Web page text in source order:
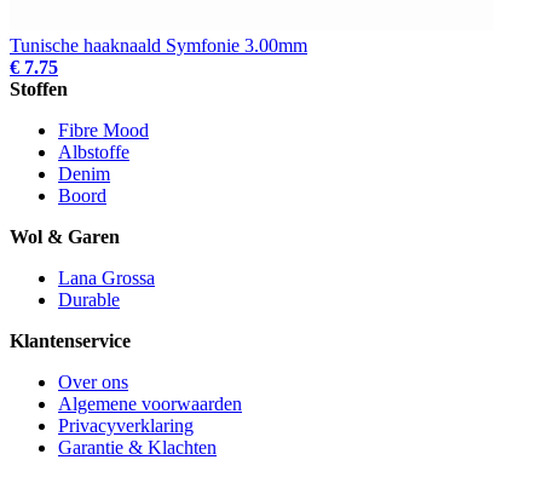
Tunische haaknaald Symfonie 3.00mm
€ 7.75
Stoffen
Fibre Mood
Albstoffe
Denim
Boord
Wol & Garen
Lana Grossa
Durable
Klantenservice
Over ons
Algemene voorwaarden
Privacyverklaring
Garantie & Klachten